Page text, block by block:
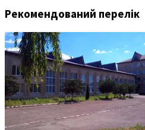
Рекомендований перелік